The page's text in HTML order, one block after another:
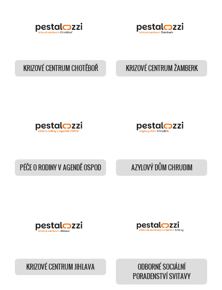
KRIZOVÉ CENTRUM CHOTĚBOŘ KRIZOVÉ CENTRUM ŽAMBERK
PÉČE O RODINY V AGENDĚ OSPOD AZYLOVÝ DŮM CHRUDIM
KRIZOVÉ CENTRUM JIHLAVA
ODBORNÉ SOCIÁLNÍ
PORADENSTVÍ SVITAVY